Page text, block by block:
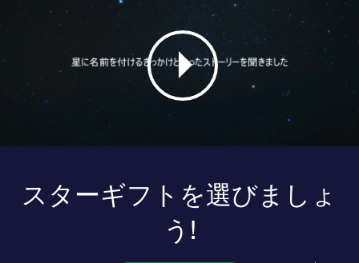
スターギフトを選びましょ
う!